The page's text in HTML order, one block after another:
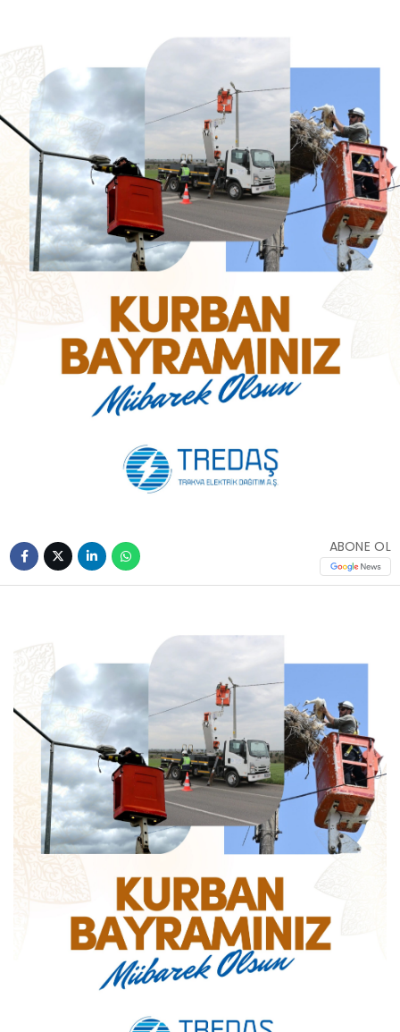
ABONE OL